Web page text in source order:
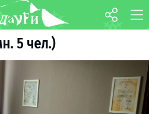
5 чел.)КАРТА